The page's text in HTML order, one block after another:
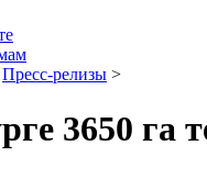
Пресс-релизы >
3650 га